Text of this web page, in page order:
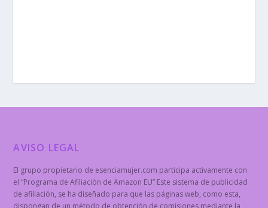
AVISO LEGAL
El grupo propietario de esenciamujer.com participa activamente con
el “Programa de Afiliación de Amazon EU” Este sistema de publicidad
de afiliación, se ha diseñado para que las páginas web, como esta,
dispongan de un método de obtención de comisiones mediante la